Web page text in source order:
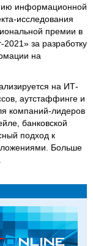
информационной
исследования
премии в
за разработку
на
на ИТ-
аутстаффинге и
компаний-лидеров
банковской
подход к
Больше